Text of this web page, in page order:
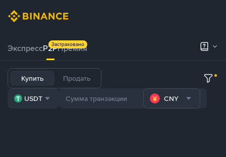
ЭкспрессP2PПремия
Застраховано
Купить Продать
USDT CNY